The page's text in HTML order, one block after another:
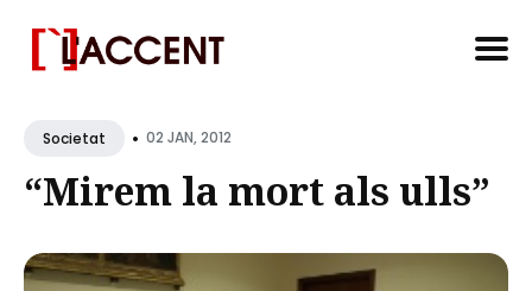
forSocietat • 02 JAN, 2012
“Mirem la mort als ulls”